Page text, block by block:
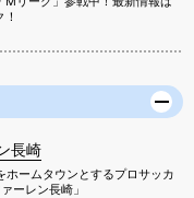
長崎
ホームタウンとするプロサッカ
ーレン長崎」